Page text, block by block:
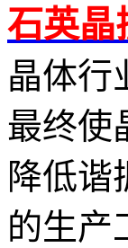
石英晶
晶体行
最终使
降低谐
的生产